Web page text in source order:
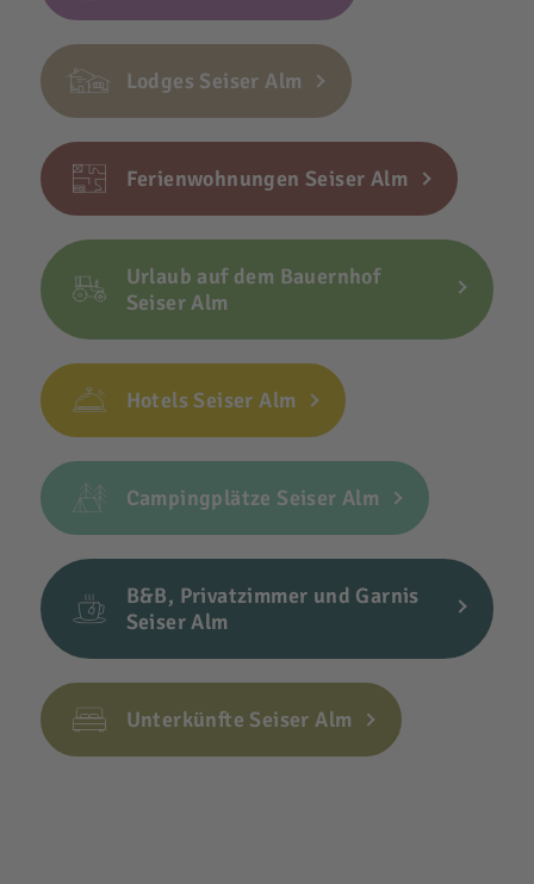
Lodges Seiser Alm
Ferienwohnungen Seiser Alm
Urlaub auf dem Bauernhof
Seiser Alm
Hotels Seiser Alm
Campingplätze Seiser Alm
B&B, Privatzimmer und Garnis
Seiser Alm
Unterkünfte Seiser Alm